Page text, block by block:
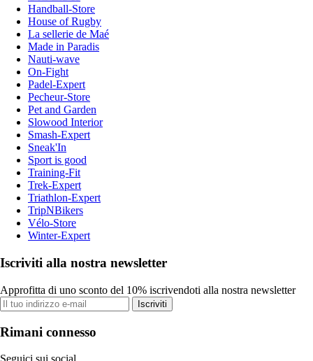
Handball-Store
House of Rugby
La sellerie de Maé
Made in Paradis
Nauti-wave
On-Fight
Padel-Expert
Pecheur-Store
Pet and Garden
Slowood Interior
Smash-Expert
Sneak'In
Sport is good
Training-Fit
Trek-Expert
Triathlon-Expert
TripNBikers
Vélo-Store
Winter-Expert
Iscriviti alla nostra newsletter
Approfitta di uno sconto del 10% iscrivendoti alla nostra newsletter
Iscriviti
Rimani connesso